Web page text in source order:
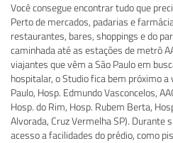
Você consegue encontrar tudo que
Perto de mercados, padarias e
restaurantes, bares, shoppings e do
caminhada até as estações de metrô
viajantes que vêm a São Paulo em
hospitalar, o Studio fica bem próximo
Paulo, Hosp. Edmundo Vasconcelos,
Hosp. do Rim, Hosp. Rubem Berta,
Alvorada, Cruz Vermelha SP). Durante
acesso a facilidades do prédio, como